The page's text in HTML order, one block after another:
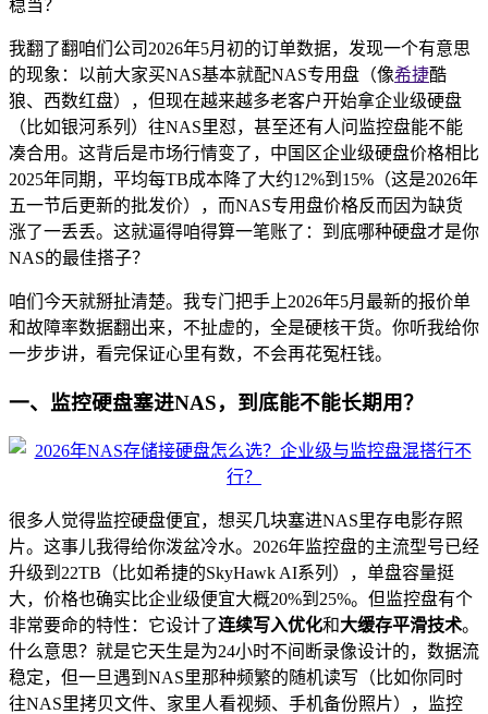
稳当？
我翻了翻咱们公司2026年5月初的订单数据，发现一个有意思
的现象：以前大家买NAS基本就配NAS专用盘（像希捷酷
狼、西数红盘），但现在越来越多老客户开始拿企业级硬盘
（比如银河系列）往NAS里怼，甚至还有人问监控盘能不能
凑合用。这背后是市场行情变了，中国区企业级硬盘价格相比
2025年同期，平均每TB成本降了大约12%到15%（这是2026年
五一节后更新的批发价），而NAS专用盘价格反而因为缺货
涨了一丢丢。这就逼得咱得算一笔账了：到底哪种硬盘才是你
NAS的最佳搭子？
咱们今天就掰扯清楚。我专门把手上2026年5月最新的报价单
和故障率数据翻出来，不扯虚的，全是硬核干货。你听我给你
一步步讲，看完保证心里有数，不会再花冤枉钱。
一、监控硬盘塞进NAS，到底能不能长期用？
很多人觉得监控硬盘便宜，想买几块塞进NAS里存电影存照
片。这事儿我得给你泼盆冷水。2026年监控盘的主流型号已经
升级到22TB（比如希捷的SkyHawk AI系列），单盘容量挺
大，价格也确实比企业级便宜大概20%到25%。但监控盘有个
非常要命的特性：它设计了连续写入优化和大缓存平滑技术。
什么意思？就是它天生是为24小时不间断录像设计的，数据流
稳定，但一旦遇到NAS里那种频繁的随机读写（比如你同时
往NAS里拷贝文件、家里人看视频、手机备份照片），监控